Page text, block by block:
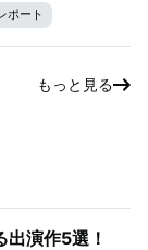
ポート
もっと見る
演作5選！